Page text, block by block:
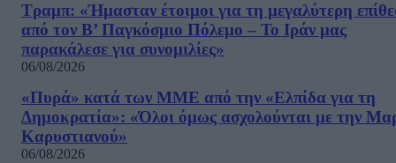
Τραμπ: «Ήμασταν έτοιμοι για τη μεγαλύτερη
από τον Β’ Παγκόσμιο Πόλεμο – Το Ιράν μας
παρακάλεσε για συνομιλίες»
06/08/2026
«Πυρά» κατά των ΜΜΕ από την «Ελπίδα για τη
Δημοκρατία»: «Όλοι όμως ασχολούνται με την
Καρυστιανού»
06/08/2026